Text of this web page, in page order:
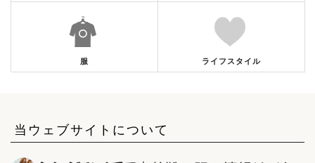
服 ライフスタイル
当ウェブサイトについて